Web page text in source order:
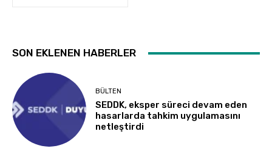
SON EKLENEN HABERLER
BÜLTEN
SEDDK, eksper süreci devam eden
hasarlarda tahkim uygulamasını
netleştirdi